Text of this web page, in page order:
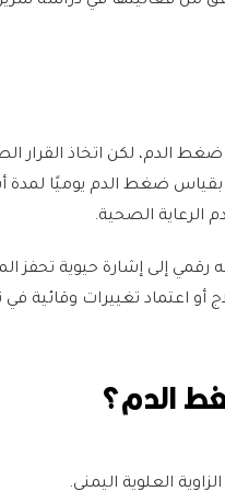
الدم، لكن اتخاذ القرار
ضغط الدم يوميًا لمدة
الرعاية الصحية.
رقمي إلى إشارة حيوية تحفز
أو اعتماد تغييرات وقائية
الدم؟
العلوية اليمنى.